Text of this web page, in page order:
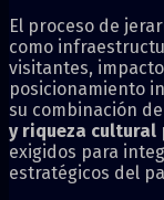
El proceso de
como
visitantes,
posicionamiento
su combinación de
y riqueza cultural
exigidos para
estratégicos del